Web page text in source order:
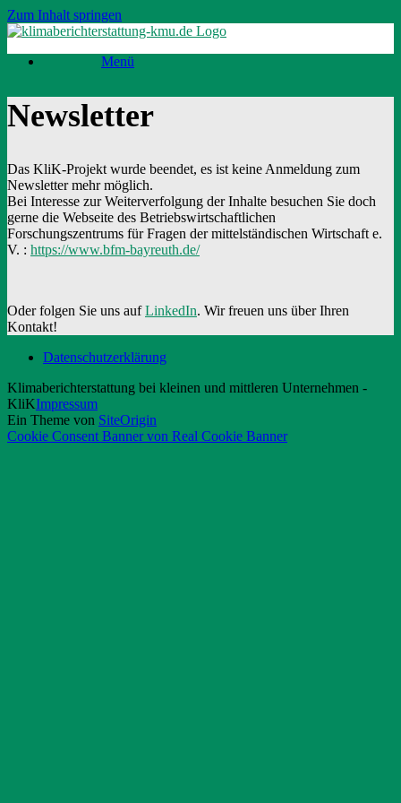
Zum Inhalt springen
Menü
Newsletter
Das KliK-Projekt wurde beendet, es ist keine Anmeldung zum
Newsletter mehr möglich.
Bei Interesse zur Weiterverfolgung der Inhalte besuchen Sie doch
gerne die Webseite des Betriebswirtschaftlichen
Forschungszentrums für Fragen der mittelständischen Wirtschaft e.
V. : https://www.bfm-bayreuth.de/
Oder folgen Sie uns aufLinkedIn. Wir freuen uns über Ihren
Kontakt!
Datenschutzerklärung
Klimaberichterstattung bei kleinen und mittleren Unternehmen -
KliKImpressum
Ein Theme von SiteOrigin
Cookie Consent Banner von Real Cookie Banner